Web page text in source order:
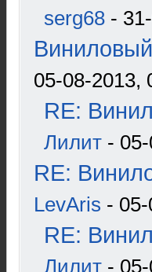
serg68 -
05-08-2013,
RE:
Лилит -
RE:
LevAris -
RE:
Лилит -